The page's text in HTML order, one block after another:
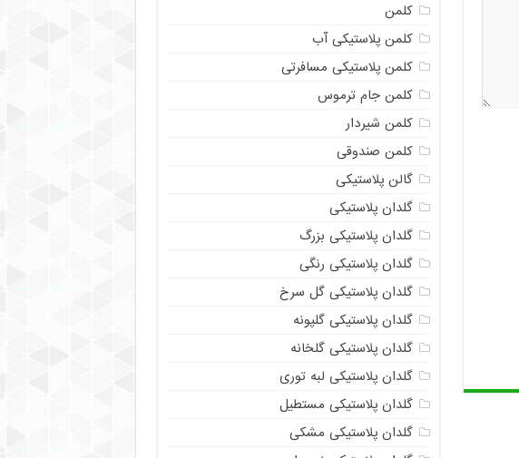
کلمن
کلمن پلاستیکی آب
کلمن پلاستیکی مسافرتی
کلمن جام ترموس
کلمن شیردار
کلمن صندوقی
گالن پلاستیکی
گلدان پلاستیکی
گلدان پلاستیکی بزرگ
گلدان پلاستیکی رنگی
گلدان پلاستیکی گل سرخ
گلدان پلاستیکی گلپونه
گلدان پلاستیکی گلخانه
گلدان پلاستیکی لبه توری
گلدان پلاستیکی مستطیل
گلدان پلاستیکی مشکی